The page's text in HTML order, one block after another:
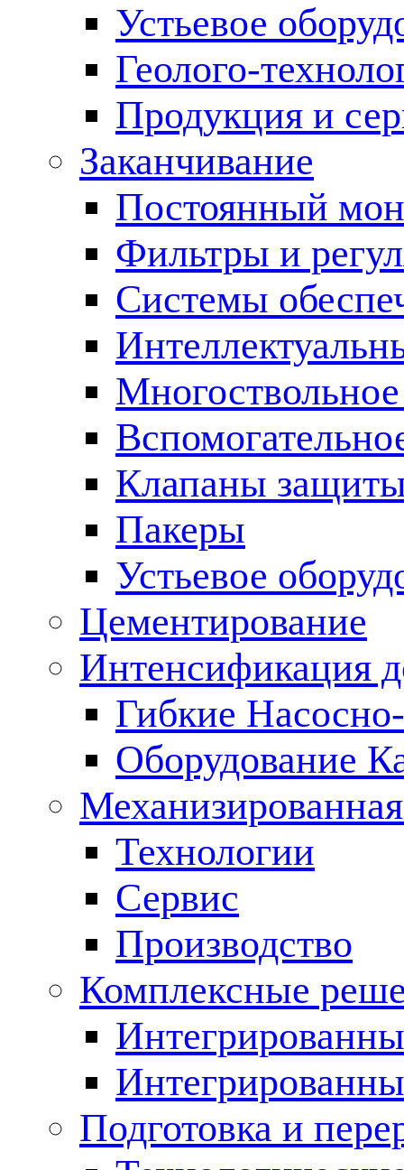
Устьевое
Геолого-
Продукция и
Заканчивание
Постоянный
Фильтры и
Cистемы
Клапаны
Пакеры
Устьевое
Цементирование
Интенсификация
Гибкие
Оборудование
Технологии
Сервис
Производство
Комплексные
Подготовка и